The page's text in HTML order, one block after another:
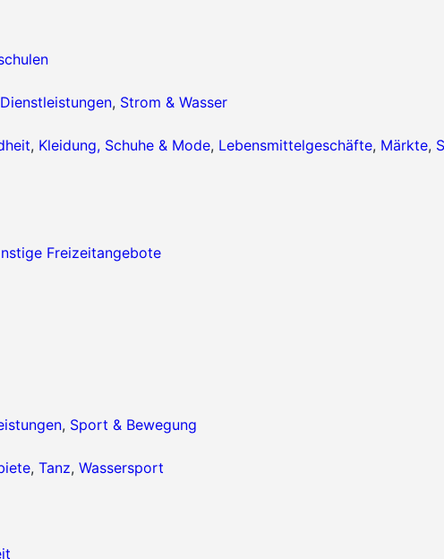
, Strom & Wasser
, Kleidung, Schuhe & Mode, Lebensmittelgeschäfte, Märkte,
Freizeitangebote
, Sport & Bewegung
, Tanz, Wassersport